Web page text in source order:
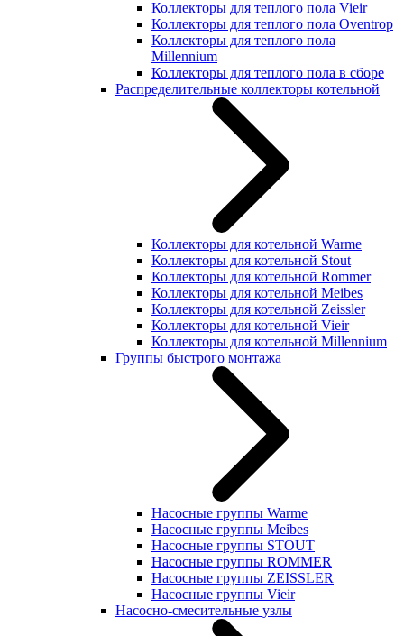
Коллекторы для теплого пола Vieir
Коллекторы для теплого пола Oventrop
Коллекторы для теплого пола
Millennium
Коллекторы для теплого пола в сборе
Распределительные коллекторы котельной
Коллекторы для котельной Warme
Коллекторы для котельной Stout
Коллекторы для котельной Rommer
Коллекторы для котельной Meibes
Коллекторы для котельной Zeissler
Коллекторы для котельной Vieir
Коллекторы для котельной Millennium
Группы быстрого монтажа
Насосные группы Warme
Насосные группы Meibes
Насосные группы STOUT
Насосные группы ROMMER
Насосные группы ZEISSLER
Насосные группы Vieir
Насосно-смесительные узлы